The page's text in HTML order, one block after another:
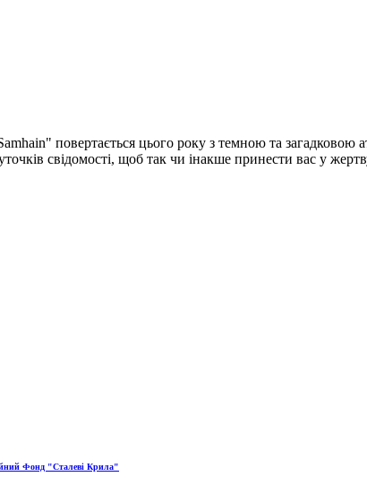
повертається цього року з темною та загадковою
свідомості, щоб так чи інакше принести вас у
Фонд "Сталеві Крила"